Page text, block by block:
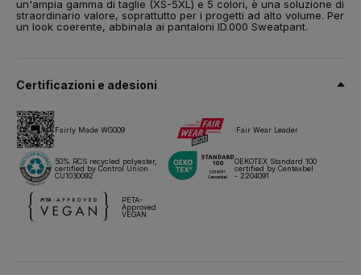
Imballaggio
10 pz/pacco & 30 pz/cartone
di stampa.
Scheda tecnica Taglie e misure
un'ampia gamma di taglie (XS-5XL) e 5 colori, è una soluzione di
straordinario valore, soprattutto per i progetti ad alto volume. Per
un look coerente, abbinala ai pantaloni ID.000 Sweatpant.
Certificazioni e adesioni
Fairly Made WG009 Fair Wear Leader
50% RCS recycled polyester,
certified by Control Union
CU1030092
OEKOTEX Standard 100
certified by Centexbel
- 2204091
PETA-
Approved
VEGAN